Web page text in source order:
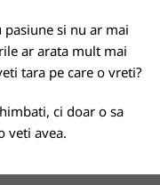
pasiune si nu ar mai
ar arata mult mai
tara pe care o vreti?
ci doar o sa
veti avea.